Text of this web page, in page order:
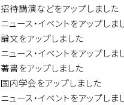
招待講演などをアップしました
ニュース・イベントをアップしま
論文をアップしました
ニュース・イベントをアップしま
著書をアップしました
国内学会をアップしました
ニュース・イベントをアップしま